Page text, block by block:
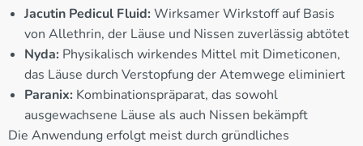
Jacutin Pedicul Fluid: Wirksamer Wirkstoff auf Basis
von Allethrin, der Läuse und Nissen zuverlässig abtötet
Nyda: Physikalisch wirkendes Mittel mit Dimeticonen,
das Läuse durch Verstopfung der Atemwege eliminiert
Paranix: Kombinationspräparat, das sowohl
ausgewachsene Läuse als auch Nissen bekämpft
Die Anwendung erfolgt meist durch gründliches